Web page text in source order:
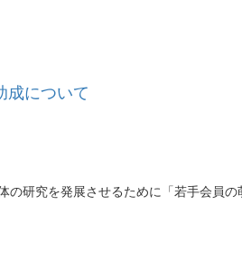
成について
研究を発展させるために「若手会員